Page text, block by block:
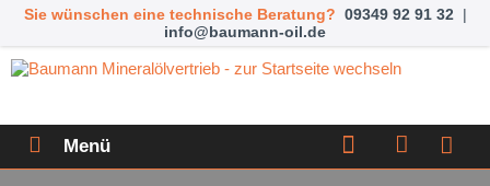
Sie wünschen eine technische Beratung? 09349 92 91 32 |
info@baumann-oil.de
Menü